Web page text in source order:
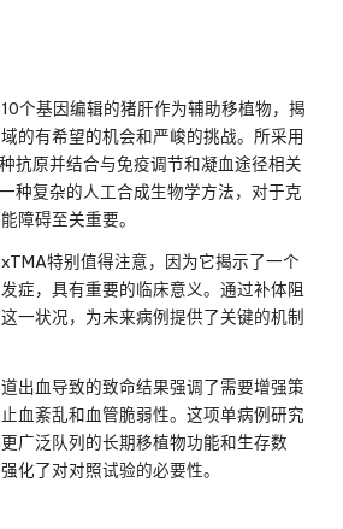
个基因编辑的猪肝作为辅助移植物，揭
的有希望的机会和严峻的挑战。所采用
抗原并结合与免疫调节和凝血途径相关
种复杂的人工合成生物学方法，对于克
障碍至关重要。
特别值得注意，因为它揭示了一个
症，具有重要的临床意义。通过补体阻
一状况，为未来病例提供了关键的机制
出血导致的致命结果强调了需要增强策
血紊乱和血管脆弱性。这项单病例研究
广泛队列的长期移植物功能和生存数
化了对对照试验的必要性。